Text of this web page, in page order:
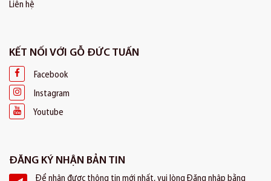
Liên hệ
KẾT NỐI VỚI GỖ ĐỨC TUẤN
Facebook
Instagram
Youtube
ĐĂNG KÝ NHẬN BẢN TIN
Để nhận được thông tin mới nhất, vui lòng Đăng nhập bằng